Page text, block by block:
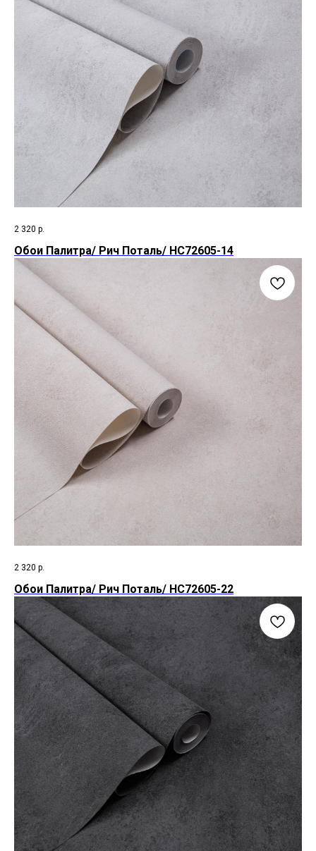
2 320 р.
Обои Палитра/ Рич Поталь/ HC72605-14
2 320 р.
Обои Палитра/ Рич Поталь/ HC72605-22